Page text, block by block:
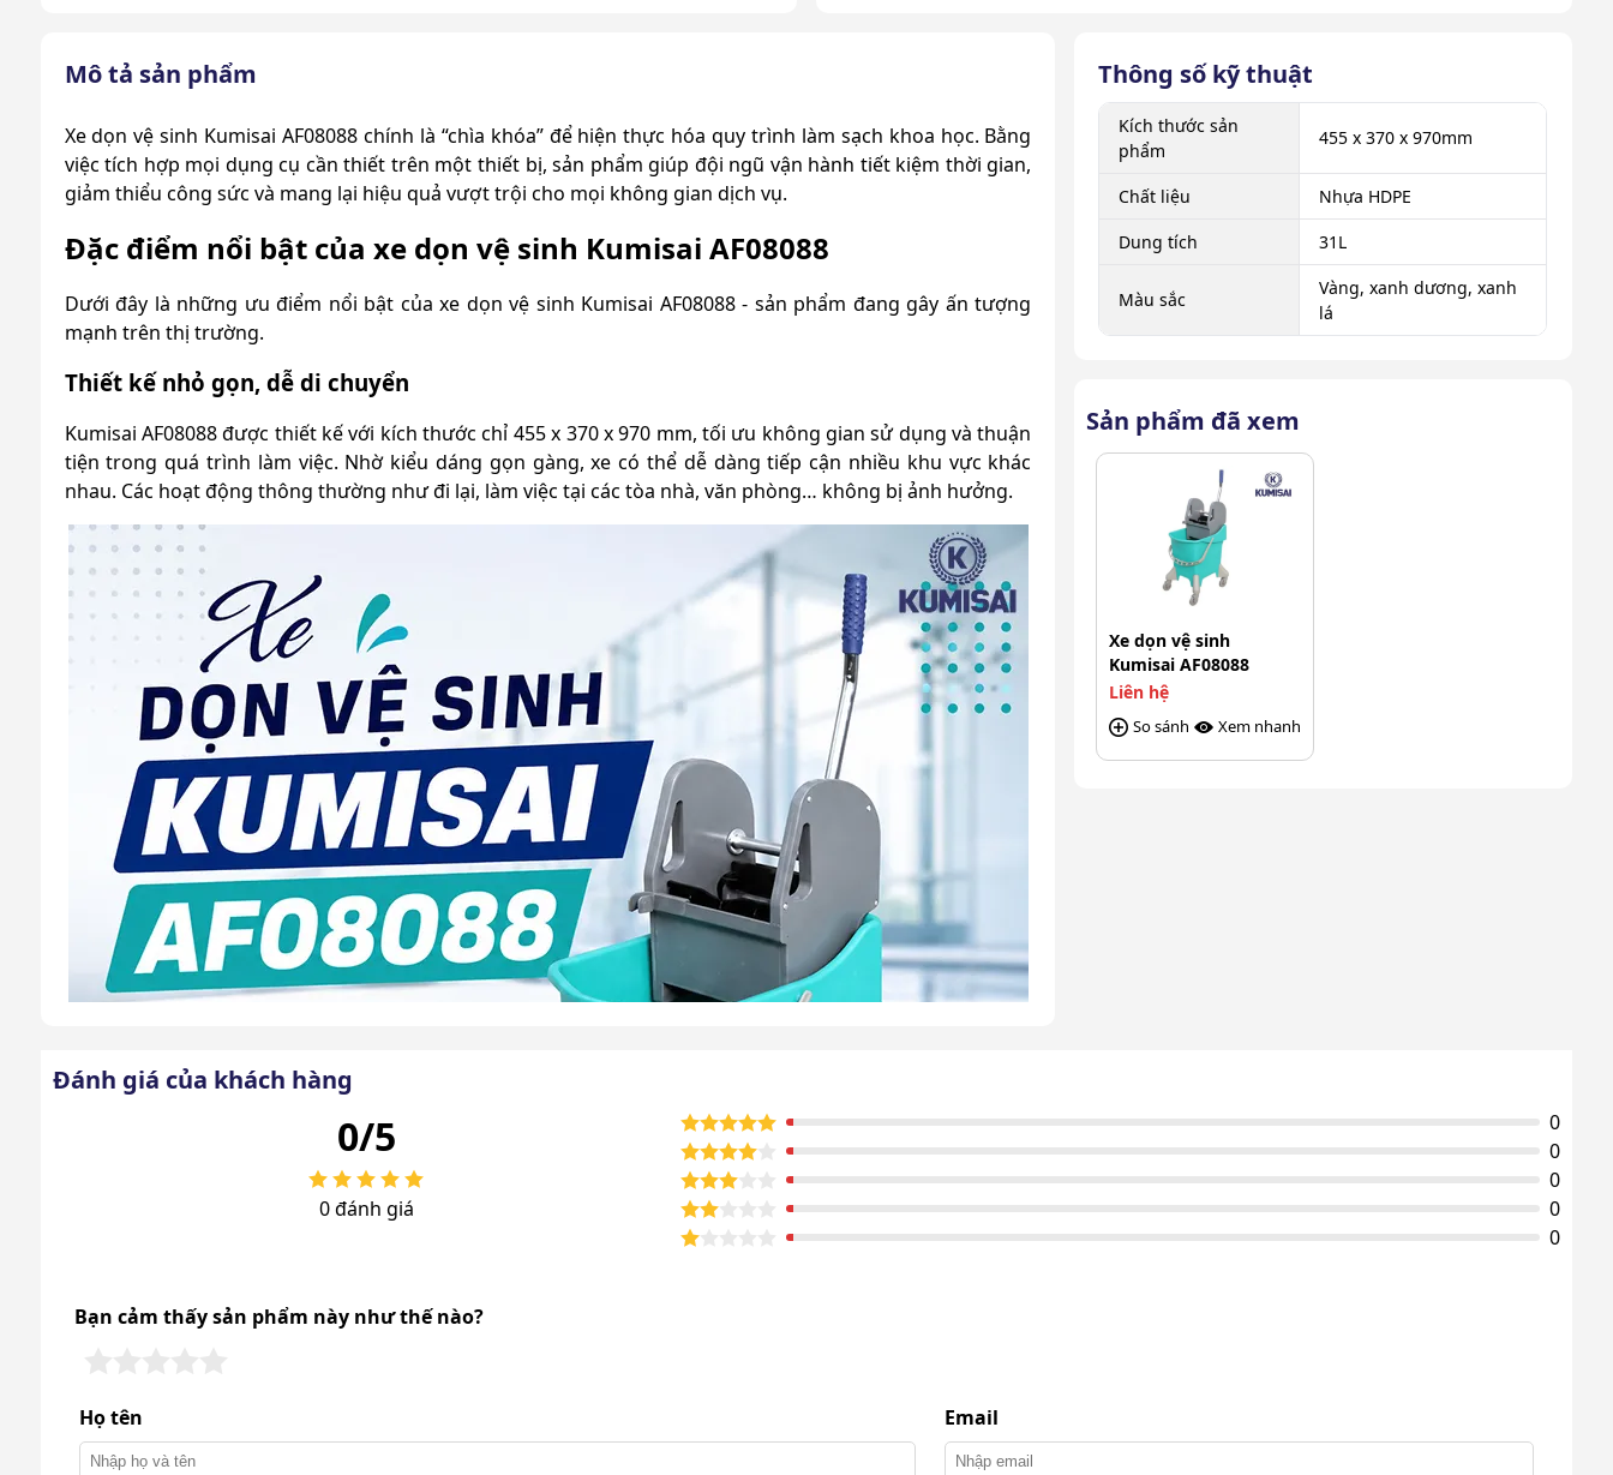
Mô tả sản phẩm
Xe dọn vệ sinh Kumisai AF08088 chính là “chìa khóa” để hiện thực hóa quy trình làm sạch khoa học. Bằng
việc tích hợp mọi dụng cụ cần thiết trên một thiết bị, sản phẩm giúp đội ngũ vận hành tiết kiệm thời gian,
giảm thiểu công sức và mang lại hiệu quả vượt trội cho mọi không gian dịch vụ.
Đặc điểm nổi bật của xe dọn vệ sinh Kumisai AF08088
Dưới đây là những ưu điểm nổi bật của xe dọn vệ sinh Kumisai AF08088 - sản phẩm đang gây ấn tượng
mạnh trên thị trường.
Thiết kế nhỏ gọn, dễ di chuyển
Kumisai AF08088 được thiết kế với kích thước chỉ 455 x 370 x 970 mm, tối ưu không gian sử dụng và thuận
tiện trong quá trình làm việc. Nhờ kiểu dáng gọn gàng, xe có thể dễ dàng tiếp cận nhiều khu vực khác
nhau. Các hoạt động thông thường như đi lại, làm việc tại các tòa nhà, văn phòng… không bị ảnh hưởng.
Thông số kỹ thuật
Kích thước sản
phẩm
455 x 370 x 970mm
Chất liệu
Nhựa HDPE
Dung tích
31L
Màu sắc
Vàng, xanh dương, xanh
lá
Sản phẩm đã xem
Xe dọn vệ sinh
Kumisai AF08088
Liên hệ
So sánh Xem nhanh
Đánh giá của khách hàng
0/5
0 đánh giá
0
0
0
0
0
Bạn cảm thấy sản phẩm này như thế nào?
Họ tên Email